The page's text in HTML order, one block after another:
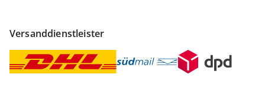
Versanddienstleister